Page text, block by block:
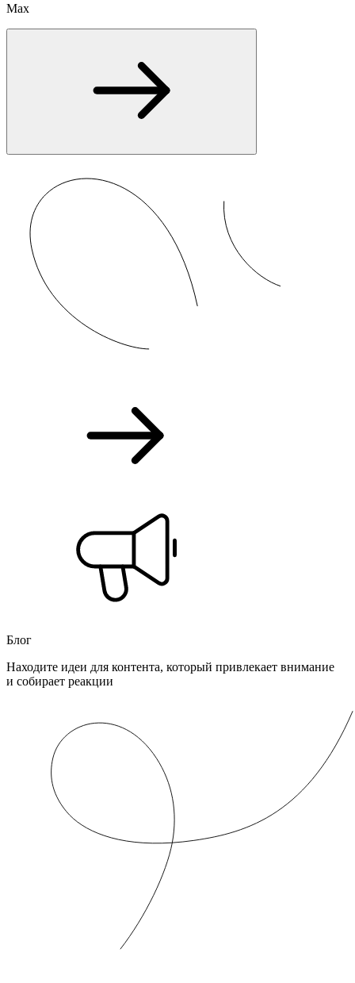
Max
Блог
Находите идеи для контента, который привлекает внимание
и собирает реакции